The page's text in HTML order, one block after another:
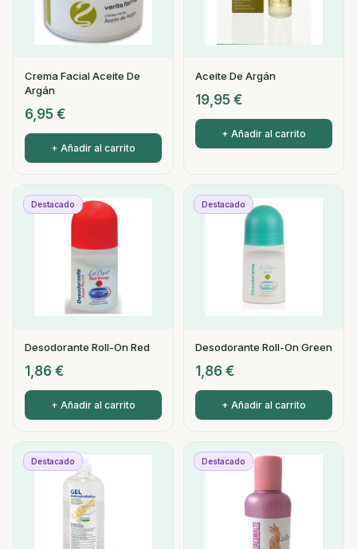
Crema Facial Aceite De
Argán
6,95 €
+ Añadir al carrito
Aceite De Argán
19,95 €
+ Añadir al carrito
Destacado
Desodorante Roll-On Red
1,86 €
+ Añadir al carrito
Destacado
Desodorante Roll-On Green
1,86 €
+ Añadir al carrito
Destacado Destacado